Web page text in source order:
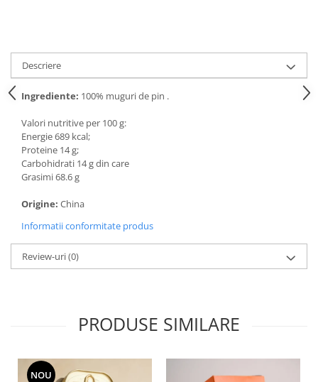
Descriere
Ingrediente: 100% muguri de pin .
Valori nutritive per 100 g:
Energie 689 kcal;
Proteine 14 g;
Carbohidrati 14 g din care
Grasimi 68.6 g
Origine: China
Informatii conformitate produs
Review-uri(0)
PRODUSE SIMILARE
NOU